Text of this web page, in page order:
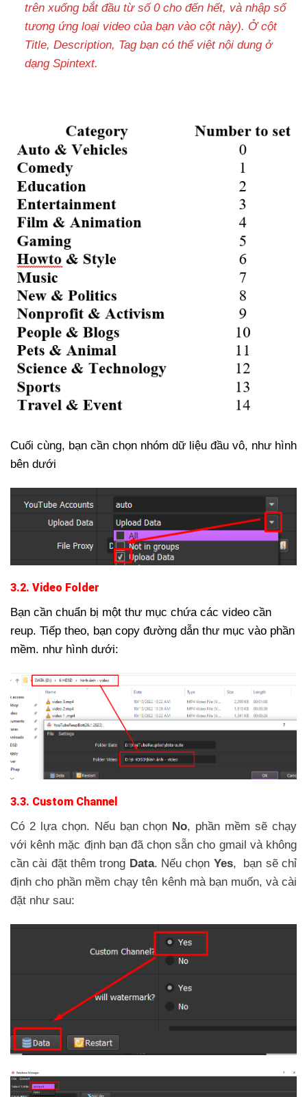
trên xuống bắt đầu từ số 0 cho đến hết, và nhập số
tương ứng loại video của bạn vào cột này). Ở cột
Title, Description, Tag bạn có thể việt nội dung ở
dạng Spintext.
Cuối cùng, bạn cần chọn nhóm dữ liệu đầu vô, như hình
bên dưới
3.2. Video Folder
Bạn cần chuẩn bị một thư mục chứa các video cần
reup. Tiếp theo, bạn copy đường dẫn thư mục vào phần
mềm. như hình dưới:
3.3. Custom Channel
Có 2 lựa chọn. Nếu bạn chọn No, phần mềm sẽ chạy
với kênh mặc định bạn đã chọn sẵn cho gmail và không
cần cài đặt thêm trong Data. Nếu chọn Yes, bạn sẽ chỉ
định cho phần mềm chạy tên kênh mà bạn muốn, và cài
đặt như sau: